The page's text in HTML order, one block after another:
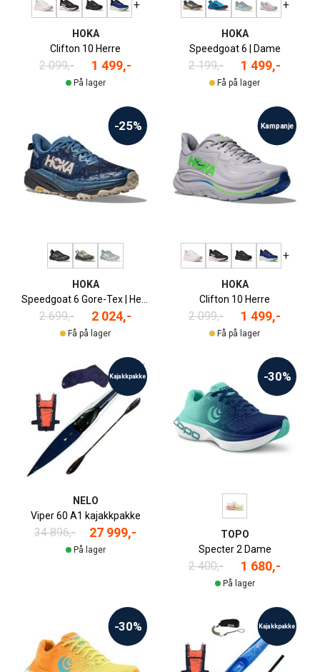
+
HOKA
Clifton 10 Herre
2 099,- 1 499,-
På lager
+
HOKA
Speedgoat 6 | Dame
2 199,- 1 499,-
Få på lager
-25%
HOKA
2 699,- 2 024,-
Få på lager
Kampanje
+
HOKA
Clifton 10 Herre
2 099,- 1 499,-
Få på lager
Kajakkpakke
NELO
Viper 60 A1 kajakkpakke
34 896,- 27 999,-
På lager
-30%
TOPO
Specter 2 Dame
2 400,- 1 680,-
På lager
-30% Kajakkpakke